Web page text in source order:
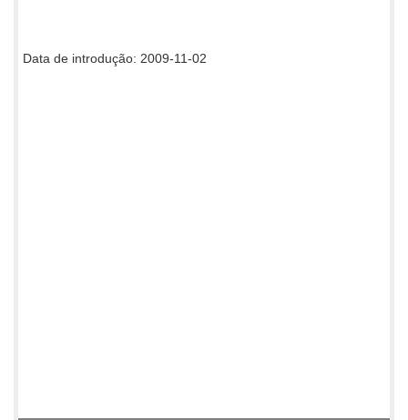
Data de introdução: 2009-11-02